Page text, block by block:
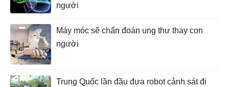
người
Máy móc sẽ chẩn đoán ung thư thay con
người
Trung Quốc lần đầu đưa robot cảnh sát đi